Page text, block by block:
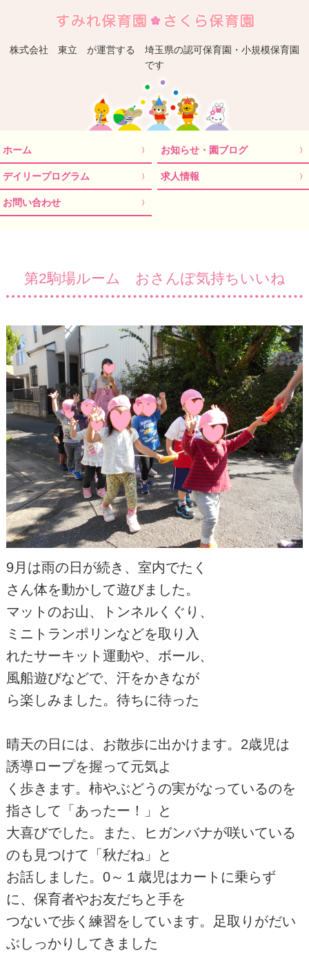
株式会社 東立 が運営する 埼玉県の認可保育園・小規模保育園
です
ホーム お知らせ・園ブログ
デイリープログラム 求人情報
お問い合わせ
第2駒場ルーム おさんぽ気持ちいいね
9月は雨の日が続き、室内でたく
さん体を動かして遊びました。
マットのお山、トンネルくぐり、
ミニトランポリンなどを取り入
れたサーキット運動や、ボール、
風船遊びなどで、汗をかきなが
ら楽しみました。待ちに待った
晴天の日には、お散歩に出かけます。2歳児は
誘導ロープを握って元気よ
く歩きます。柿やぶどうの実がなっているのを
指さして「あったー！」と
大喜びでした。また、ヒガンバナが咲いている
のも見つけて「秋だね」と
お話しました。0～１歳児はカートに乗らず
に、保育者やお友だちと手を
つないで歩く練習をしています。足取りがだい
ぶしっかりしてきました